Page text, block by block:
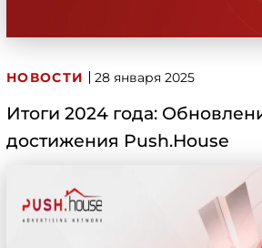
НОВОСТИ 28 января 2025
Итоги 2024 года:
достижения Push.House